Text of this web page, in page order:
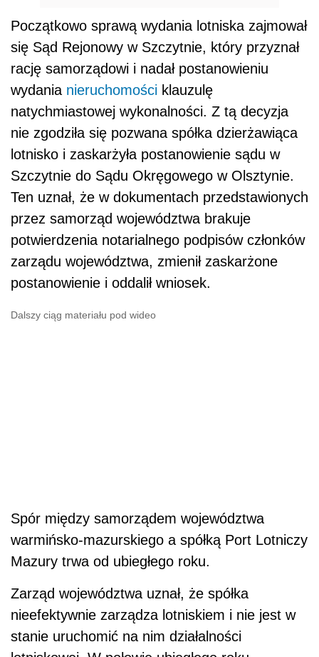
Początkowo sprawą wydania lotniska zajmował
się Sąd Rejonowy w Szczytnie, który przyznał
rację samorządowi i nadał postanowieniu
wydania nieruchomości klauzulę
natychmiastowej wykonalności. Z tą decyzja
nie zgodziła się pozwana spółka dzierżawiąca
lotnisko i zaskarżyła postanowienie sądu w
Szczytnie do Sądu Okręgowego w Olsztynie.
Ten uznał, że w dokumentach przedstawionych
przez samorząd województwa brakuje
potwierdzenia notarialnego podpisów członków
zarządu województwa, zmienił zaskarżone
postanowienie i oddalił wniosek.
Dalszy ciąg materiału pod wideo
Spór między samorządem województwa
warmińsko-mazurskiego a spółką Port Lotniczy
Mazury trwa od ubiegłego roku.
Zarząd województwa uznał, że spółka
nieefektywnie zarządza lotniskiem i nie jest w
stanie uruchomić na nim działalności